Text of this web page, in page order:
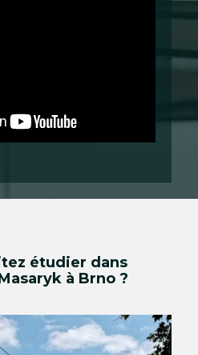
étudier dans
à Brno ?